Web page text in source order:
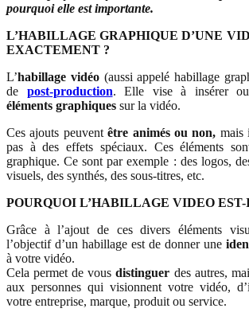
pourquoi elle est importante.
L’HABILLAGE GRAPHIQUE D’UNE
EXACTEMENT ?
L’habillage vidéo (aussi appelé habillage
de post-production. Elle vise à insérer ou
éléments graphiques sur la vidéo.
Ces ajouts peuventêtre animés ou non, mais
pas à des effets spéciaux. Ces éléments
graphique. Ce sont par exemple : des logos,
visuels, des synthés, des sous-titres, etc.
POURQUOI L’HABILLAGE VIDEO
Grâce à l’ajout de ces divers éléments
l’objectif d’un habillage est de donner une
à votre vidéo.
Cela permet de vousdistinguer des autres,
aux personnes qui visionnent votre vidéo,
votre entreprise, marque, produit ou service.